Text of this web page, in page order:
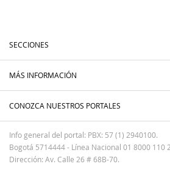
SECCIONES
MÁS INFORMACIÓN
CONOZCA NUESTROS PORTALES
Info general del portal: PBX: 57 (1) 2940100.
Bogotá 5714444 - Línea Nacional 01 8000 110
Dirección: Av. Calle 26 # 68B-70.